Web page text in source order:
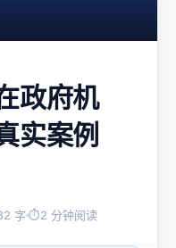
政府机
实案例
字 ⏱2 分钟阅读